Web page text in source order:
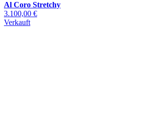
Al Coro Stretchy
3.100,00 €
Verkauft